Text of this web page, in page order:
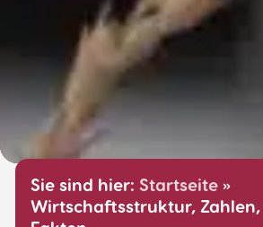
Sie sind hier: Startseite »
Wirtschaftsstruktur, Zahlen,